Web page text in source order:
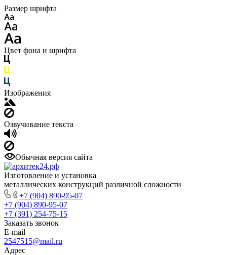
Размер шрифта
Цвет фона и шрифта
Изображения
Озвучивание текста
Обычная версия сайта
Изготовление и установка
металлических конструкций различной сложности
+7 (904) 890-95-07
+7 (904) 890-95-07
+7 (391) 254-75-15
Заказать звонок
E-mail
2547515@mail.ru
Адрес